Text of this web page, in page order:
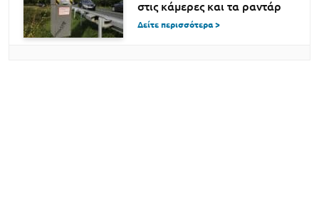
στις κάμερες και τα ραντάρ
Δείτε περισσότερα >